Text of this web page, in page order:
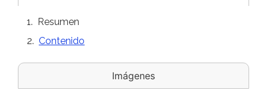
Imágenes
Resumen
Contenido